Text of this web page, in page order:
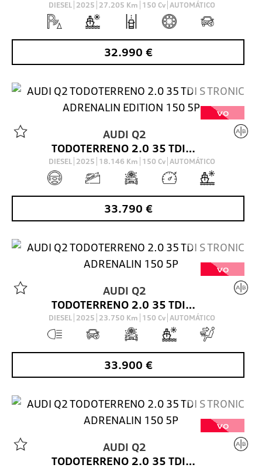
DIESEL 2025 27.205 Km 150 Cv AUTOMÁTICO
32.990 €
VO
AUDI Q2
TODOTERRENO 2.0 35 TDI S TRONIC ADRENALIN EDITION 150 5P
DIESEL 2025 18.146 Km 150 Cv AUTOMÁTICO
33.790 €
VO
AUDI Q2
TODOTERRENO 2.0 35 TDI S TRONIC ADRENALIN 150 5P
DIESEL 2025 23.750 Km 150 Cv AUTOMÁTICO
33.900 €
VO
AUDI Q2
TODOTERRENO 2.0 35 TDI S TRONIC ADRENALIN 150 5P